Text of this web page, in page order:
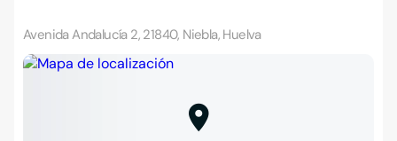
Avenida Andalucía 2, 21840, Niebla, Huelva